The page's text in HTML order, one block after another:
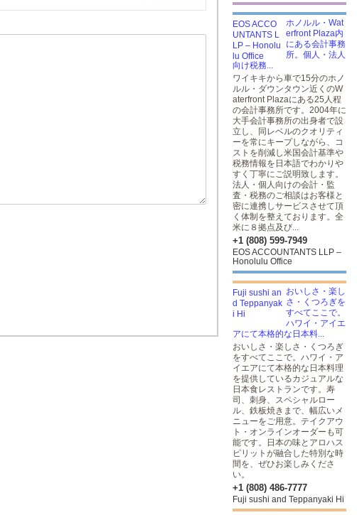
ホノルル・Wat
erfront Plaza内
にある会計事務
所。個人・法人
向け税務...
ワイキキから車で15分のホノ
ルル・ダウンタウン近くのW
aterfront Plazaにある25人程
の会計事務所です。2004年に
大手会計事務所の出身者で設
立し、同レベルのクオリティ
ーを常にキープしながら、コ
ストを削減し米国会計基準や
税務情報を日本語でわかりや
すく丁寧にご説明致します。
法人・個人向けの会計・監
査・税務のご相談はお客様と
密に連携しサービスさせて頂
く体制を整えております。全
米に８拠点及び...
+1 (808) 599-7949
EOS ACCOUNTANTS LLP –
Honolulu Office
おいしさ・楽し
さ・くつろぎを
すべてここで。
ハワイ・アイエ
アにて本格的な日本料...
おいしさ・楽しさ・くつろぎ
をすべてここで。ハワイ・ア
イエアにて本格的な日本料理
を提供しているカジュアルな
日本食レストランです。寿
司、刺身、スペシャルロー
ル、鉄板焼きまで、幅広いメ
ニューをご用意。テイクアウ
ト・オンラインオーダーも可
能です。日本の味とアロハス
ピリットが融合した特別な時
間を、ぜひお楽しみくださ
い。
+1 (808) 486-7777
Fuji sushi and Teppanyaki Hi